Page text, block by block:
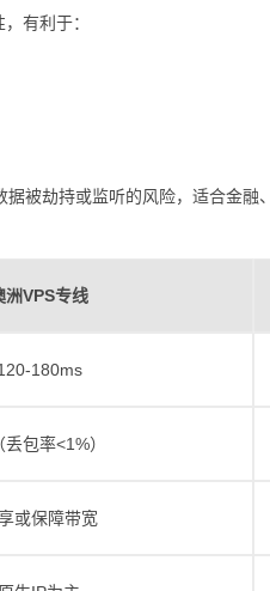
有利于：
被劫持或监听的风险，适合金融
洲VPS专线
180ms
包率<1%）
或保障带宽